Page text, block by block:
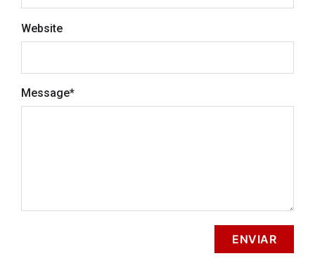
Message*
Website